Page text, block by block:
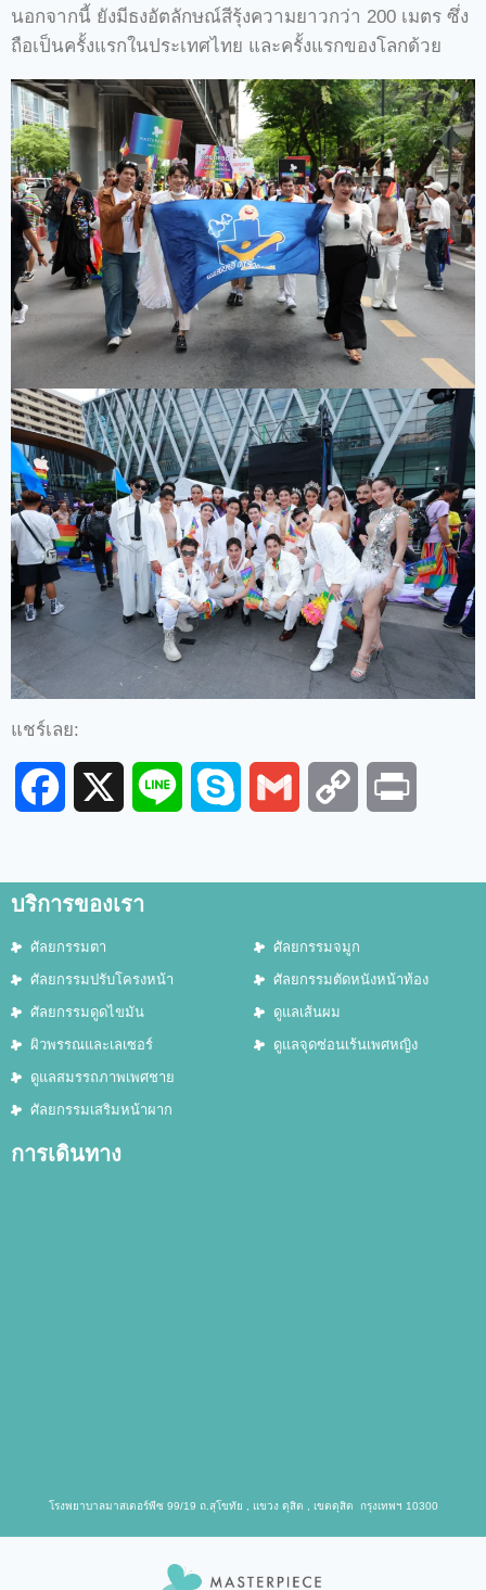
นอกจากนี้ ยังมีธงอัตลักษณ์สีรุ้งความยาวกว่า 200 เมตร ซึ่ง
ถือเป็นครั้งแรกในประเทศไทย และครั้งแรกของโลกด้วย
แชร์เลย:
Facebook Line Skype Gmail Copy
บริการของเรา
ศัลยกรรมตา
ศัลยกรรมปรับโครงหน้า
ศัลยกรรมดูดไขมัน
ผิวพรรณและเลเซอร์
ดูแลสมรรถภาพเพศชาย
ศัลยกรรมเสริมหน้าผาก
ศัลยกรรมจมูก
ศัลยกรรมตัดหนังหน้าท้อง
ดูแลเส้นผม
ดูแลจุดซ่อนเร้นเพศหญิง
การเดินทาง
โรงพยาบาลมาสเตอร์พีซ 99/19 ถ.สุโขทัย , แขวง ดุสิต , เขตดุสิต กรุงเทพฯ 10300